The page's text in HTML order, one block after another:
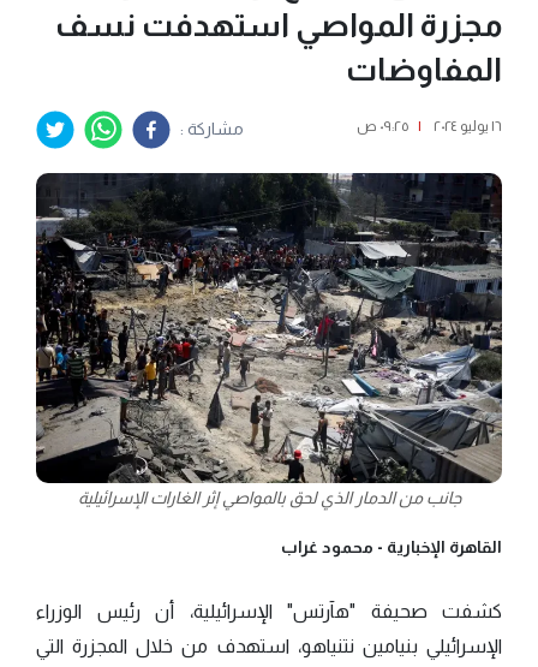
مجزرة المواصي استهدفت نسف
المفاوضات
١٦ يوليو ٢٠٢٤ | ٠٩:٢٥ ص مشاركة :
جانب من الدمار الذي لحق بالمواصي إثر الغارات الإسرائيلية
القاهرة الإخبارية - محمود غراب
كشفت صحيفة "هآرتس" الإسرائيلية، أن رئيس الوزراء
الإسرائيلي بنيامين نتنياهو، استهدف من خلال المجزرة التي